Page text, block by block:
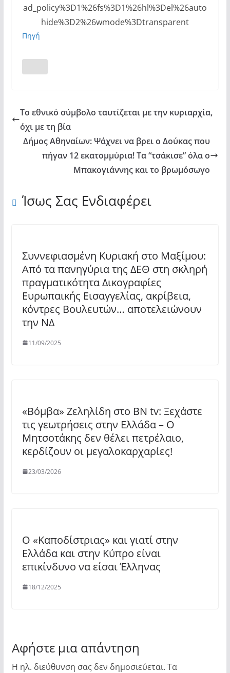
ΤΙ
ΘΕΣ;
ad_policy%3D1%26fs%3D1%26hl%3Del%26auto
hide%3D2%26wmode%3Dtransparent
Πηγή
Το εθνικό σύμβολο ταυτίζεται με την κυριαρχία,
όχι με τη βία
Δήμος Αθηναίων: Ψάχνει να βρει ο Δούκας που
πήγαν 12 εκατομμύρια! Τα “τσάκισε” όλα ο
Μπακογιάννης και το βρωμόσωγο
Ίσως Σας Ενδιαφέρει
Συννεφιασμένη Κυριακή στο Μαξίμου:
Από τα πανηγύρια της ΔΕΘ στη σκληρή
πραγματικότητα Δικογραφίες
Ευρωπαικής Εισαγγελίας, ακρίβεια,
κόντρες Βουλευτών… αποτελειώνουν
την ΝΔ
11/09/2025
«Βόμβα» Ζεληλίδη στο BN tv: Ξεχάστε
τις γεωτρήσεις στην Ελλάδα – Ο
Μητσοτάκης δεν θέλει πετρέλαιο,
κερδίζουν οι μεγαλοκαρχαρίες!
23/03/2026
Ο «Καποδίστριας» και γιατί στην
Ελλάδα και στην Κύπρο είναι
επικίνδυνο να είσαι Έλληνας
18/12/2025
Αφήστε μια απάντηση
Η ηλ. διεύθυνση σας δεν δημοσιεύεται. Τα